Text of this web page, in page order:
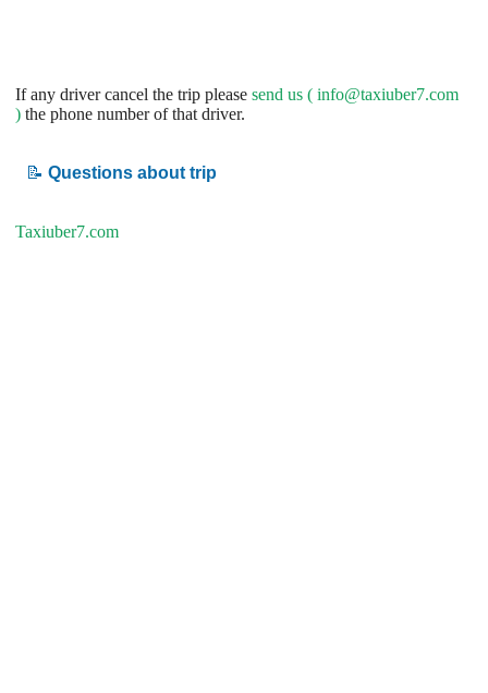
If any driver cancel the trip please send us ( info@taxiuber7.com
) the phone number of that driver.
📝 Questions about trip
Taxiuber7.com